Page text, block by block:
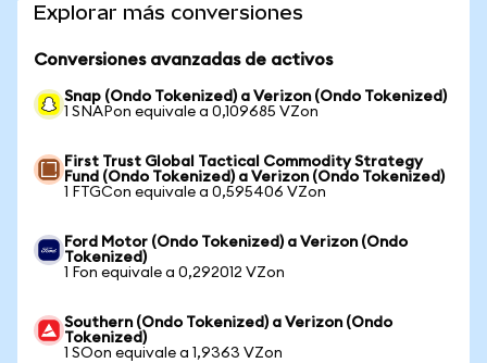
Explorar más conversiones
Conversiones avanzadas de activos
Snap (Ondo Tokenized) a Verizon (Ondo Tokenized)
1 SNAPon equivale a 0,109685 VZon
First Trust Global Tactical Commodity Strategy
Fund (Ondo Tokenized) a Verizon (Ondo Tokenized)
1 FTGCon equivale a 0,595406 VZon
Ford Motor (Ondo Tokenized) a Verizon (Ondo
Tokenized)
1 Fon equivale a 0,292012 VZon
Southern (Ondo Tokenized) a Verizon (Ondo
Tokenized)
1 SOon equivale a 1,9363 VZon